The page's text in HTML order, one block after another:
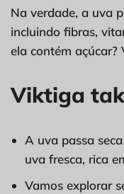
Na verdade, a uva
incluindo fibras,
ela contém açúcar?
Viktiga
A uva passa
uva fresca, rica
Vamos explorar